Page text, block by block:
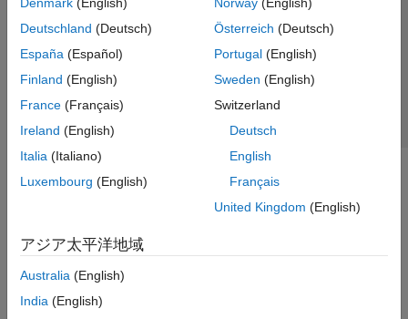
Deutschland (Deutsch)
España (Español)
Finland (English)
France (Français)
Ireland (English)
Italia (Italiano)
Luxembourg (English)
Österreich (Deutsch)
Portugal(English)
Sweden (English)
Switzerland
Deutsch
English
Français
United Kingdom (English)
アジア太平洋地域
Australia (English)
India (English)
違法コピー防止
アプリケーション ステータス
© 1994-2026 The MathWorks, Inc.